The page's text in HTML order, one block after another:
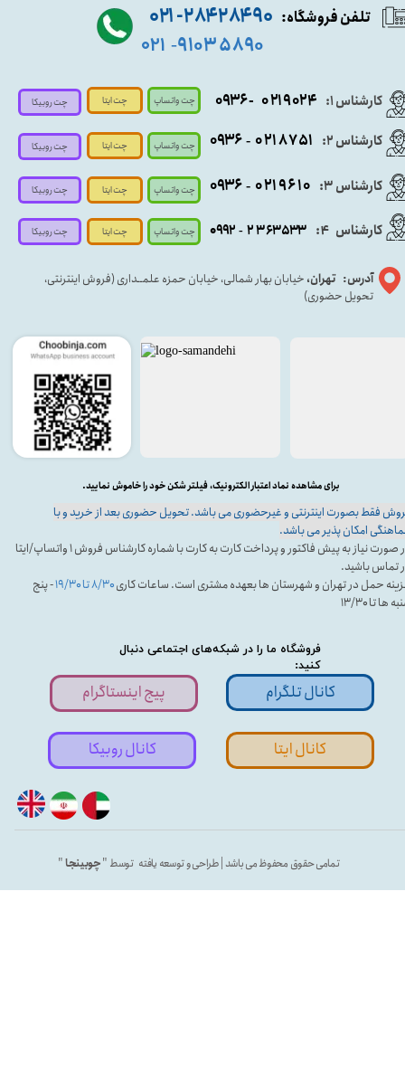
فروشگاه ما را در شبکه‌های اجتماعی دنبال
کنید:
تمامی حقوق محفوظ می باشد | طراحی و توسعه یافته توسط "چوبینجا"
کارشناس ۱: ۰۲۱۹۰۲۴ - ۰۹۳۶
آدرس: تهران، خیابان بهار شمالی، خیابان حمزه علمــداری (فروش اینترنتی،
تحویل حضوری)
تلفن فروشگاه: ۹۰ ۲۸۴ ۲۸۴- ۰۲۱
۵۸۹۰ ۹۱۰۳ -۰۲۱
کارشناس ۳: ۰۲۱۹۶۱۰ -۰۹۳۶
فقط بصورت اینترنتی و غیرحضوری می باشد. تحویل حضوری بعد از خرید و با
امکان پذیر می باشد.
در صورت نیاز به پیش فاکتور و پرداخت کارت به کارت با شماره کارشناس فروش ۱ واتساپ/ایتا
تماس باشید.
حمل در تهران و شهرستان ها بعهده مشتری است. ساعات کاری۸/۳۰ تا ۱۹/۳۰
- پنج
ها تا ۱۳/۳۰
برای مشاهده نماد اعتبار الکترونیک، فیلتر شکن خود را خاموش نمایید.
پیج اینستاگرام کانال تلگرام
کارشناس ۲: ۰۲۱۸۷۵۱ - ۰۹۳۶
کانال ایتا کانال روبیکا
کارشناس 4
: ۲۳۶۳۵۳۳ - ۰۹۹۲
چت واتساپ
چت واتساپ
چت واتساپ
چت واتساپ
چت ایتا
چت ایتا
چت ایتا
چت ایتا
چت روبیکا
چت روبیکا
چت روبیکا
چت روبیکا